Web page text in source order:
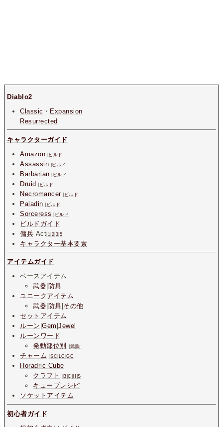
Diablo2
Classic ・ Expansion
Resurrected
キャラクターガイド
Amazon
ビルド
Assassin ビルド
Barbarian ビルド
Druid ビルド
Necromancer| ビルド
Paladin ビルド
Sorceress ビルド
ビルドガイド
傭兵 Act 1 2 3 5
キャラクター基本要素
アイテムガイド
ベースアイテム
武器 防具
ユニークアイテム
武器 防具 その他
セットアイテム
ルーン |Gem |Jewel
ルーンワード
発動部位別
武 防
チャーム |SC LC |GC
Horadric Cube
クラフト
B |C H |S
キューブレシピ
ソケットアイテム
初心者ガイド